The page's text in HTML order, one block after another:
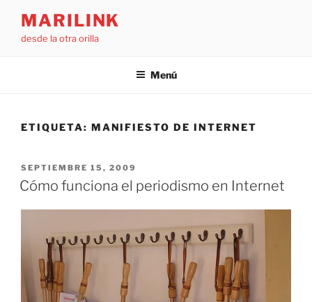
contenido
MARILINK
desde la otra orilla
Menú
ETIQUETA: MANIFIESTO DE INTERNET
PUBLICADO
EL
SEPTIEMBRE 15, 2009
Cómo funciona el periodismo en Internet